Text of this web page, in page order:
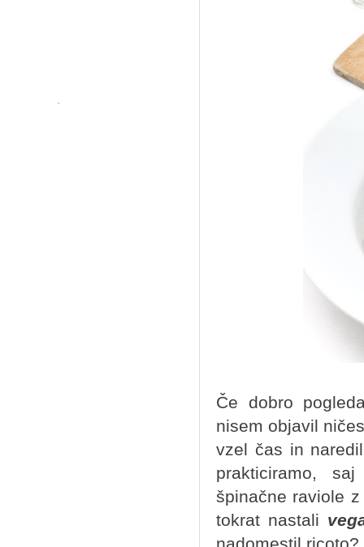
Če dobro
nisem objavil
vzel čas in
prakticiramo,
špinačne raviole
tokrat nastali